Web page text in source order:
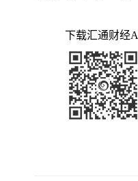
下载汇通财经